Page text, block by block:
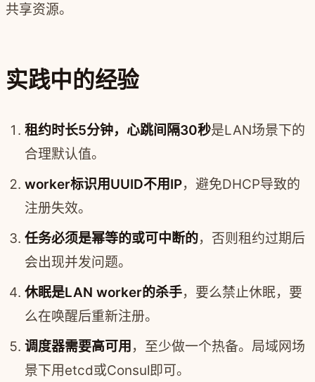
共享资源。
实践中的经验
租约时长5分钟，心跳间隔30秒是LAN场景下的
合理默认值。
worker标识用UUID不用IP，避免DHCP导致的
注册失效。
任务必须是幂等的或可中断的，否则租约过期后
会出现并发问题。
休眠是LAN worker的杀手，要么禁止休眠，要
么在唤醒后重新注册。
调度器需要高可用 ，至少做一个热备。局域网场
景下用etcd或Consul即可。